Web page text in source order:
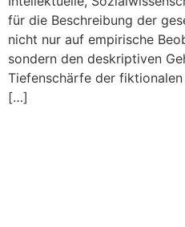
für die Beschreibung der
nicht nur auf empirische
sondern den deskriptiven
Tiefenschärfe der
[…]